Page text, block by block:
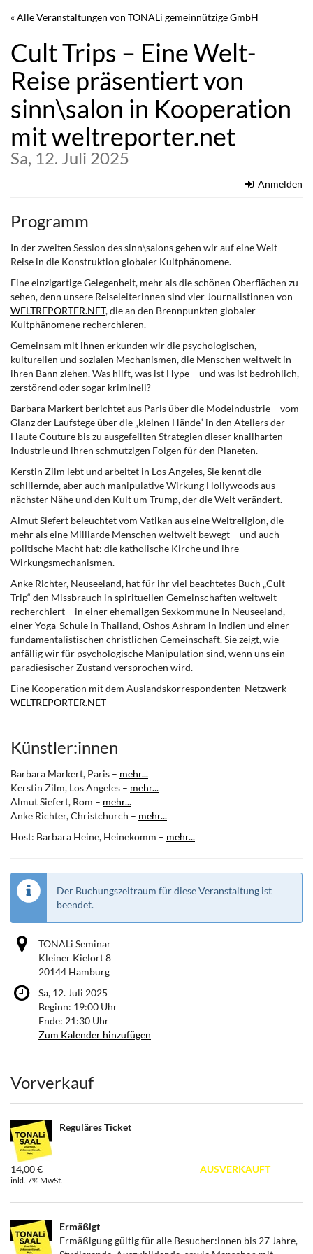
Zum
springen
« Alle Veranstaltungen von TONALi gemeinnützige GmbH
Cult Trips – Eine Welt-
Reise präsentiert von
sinn\salon in Kooperation
mit weltreporter.net
Sa, 12. Juli 2025
Anmelden
Programm
In der zweiten Session des sinn\salons gehen wir auf eine Welt-
Reise in die Konstruktion globaler Kultphänomene.
Eine einzigartige Gelegenheit, mehr als die schönen Oberflächen zu
sehen, denn unsere Reiseleiterinnen sind vier Journalistinnen von
WELTREPORTER.NET, die an den Brennpunkten globaler
Kultphänomene recherchieren.
Gemeinsam mit ihnen erkunden wir die psychologischen,
kulturellen und sozialen Mechanismen, die Menschen weltweit in
ihren Bann ziehen. Was hilft, was ist Hype – und was ist bedrohlich,
zerstörend oder sogar kriminell?
Barbara Markert berichtet aus Paris über die Modeindustrie – vom
Glanz der Laufstege über die „kleinen Hände” in den Ateliers der
Haute Couture bis zu ausgefeilten Strategien dieser knallharten
Industrie und ihren schmutzigen Folgen für den Planeten.
Kerstin Zilm lebt und arbeitet in Los Angeles, Sie kennt die
schillernde, aber auch manipulative Wirkung Hollywoods aus
nächster Nähe und den Kult um Trump, der die Welt verändert.
Almut Siefert beleuchtet vom Vatikan aus eine Weltreligion, die
mehr als eine Milliarde Menschen weltweit bewegt – und auch
politische Macht hat: die katholische Kirche und ihre
Wirkungsmechanismen.
Anke Richter, Neuseeland, hat für ihr viel beachtetes Buch „Cult
Trip“ den Missbrauch in spirituellen Gemeinschaften weltweit
recherchiert – in einer ehemaligen Sexkommune in Neuseeland,
einer Yoga-Schule in Thailand, Oshos Ashram in Indien und einer
fundamentalistischen christlichen Gemeinschaft. Sie zeigt, wie
anfällig wir für psychologische Manipulation sind, wenn uns ein
paradiesischer Zustand versprochen wird.
Eine Kooperation mit dem Auslandskorrespondenten-Netzwerk
WELTREPORTER.NET
Künstler:innen
Barbara Markert, Paris – mehr...
Kerstin Zilm, Los Angeles – mehr...
Almut Siefert, Rom – mehr...
Anke Richter, Christchurch – mehr...
Host: Barbara Heine, Heinekomm – mehr...
Der Buchungszeitraum für diese Veranstaltung ist
beendet.
TONALi Seminar
Kleiner Kielort 8
20144 Hamburg
Sa, 12. Juli 2025
Beginn: 19:00 Uhr
Ende: 21:30 Uhr
Zum Kalender hinzufügen
Produkte
Vorverkauf
Reguläres Ticket
14,00 €
inkl. 7% MwSt.
AUSVERKAUFT
Ermäßigt
Ermäßigung gültig für alle Besucher:innen bis 27 Jahre,